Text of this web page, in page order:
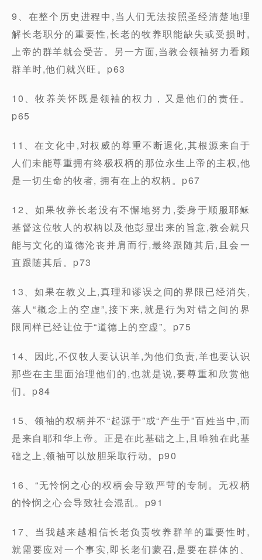
9、在整个历史进程中,当人们无法按照圣经清楚地理
解长老职分的重要性,长老的牧养职能缺失或受损时,
上帝的群羊就会受苦。另一方面,当教会领袖努力看顾
群羊时,他们就兴旺。p63
10、牧养关怀既是领袖的权力，又是他们的责任。
p65
11、在文化中,对权威的尊重不断退化,其根源来自于
人们未能尊重拥有终极权柄的那位永生上帝的主权,他
是一切生命的牧者, 拥有在上的权柄。p67
12、如果牧养长老没有不懈地努力,委身于顺服耶稣
基督这位牧人的权柄以及他彭显出来的旨意,教会就只
能与文化的道德沦丧并肩而行,最终跟随其后,且会一
直跟随其后。p73
13、如果在教义上,真理和谬误之间的界限已经消失,
落人“概念上的空虚”,接下来,就是行为对错之间的界
限同样已经让位于“道德上的空虚”。p75
14、因此,不仅牧人要认识羊,为他们负责,羊也要认识
那些在主里面治理他们的,也就是说,要尊重和欣赏他
们。p84
15、领袖的权柄并不“起源于”或“产生于”百姓当中,而
是来自耶和华上帝。正是在此基础之上,且唯独在此基
础之上,领袖可以放胆采取行动。p90
16、“无怜悯之心的权柄会导致严苛的专制。无权柄
的怜悯之心会导致社会混乱。p91
17、当我越来越相信长老负责牧养群羊的重要性时,
就需要应对一个事实,即长老们蒙召,是要在群体的、